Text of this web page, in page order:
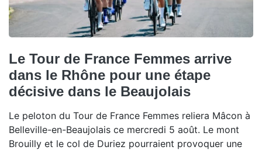
Le Tour de France Femmes arrive
dans le Rhône pour une étape
décisive dans le Beaujolais
Le peloton du Tour de France Femmes reliera Mâcon à
Belleville-en-Beaujolais ce mercredi 5 août. Le mont
Brouilly et le col de Duriez pourraient provoquer une